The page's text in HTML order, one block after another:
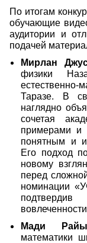
По итогам
обучающие
аудитории и
подачей
Мирлан
физики
Таразе. В
наглядно
сочетая
примерами и
понятным и
Его подход
новому
перед
номинации
Мади
математики